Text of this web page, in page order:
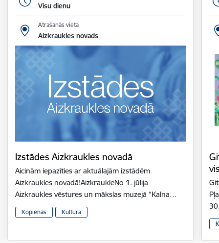
Visu dienu
Atrašanās vieta
Aizkraukles novads
Izstādes Aizkraukles novadā
Aicinām iepazīties ar aktuālajām izstādēm
Aizkraukles novadā!AizkraukleNo 1. jūlija
Aizkraukles vēstures un mākslas muzejā “Kalna…
Kopienās Kultūra